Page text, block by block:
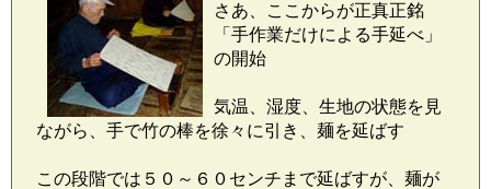
さあ、ここからが正真正銘
「手作業だけによる手延べ」
の開始
気温、湿度、生地の状態を見
ながら、手で竹の棒を徐々に引き、麺を延ばす
この段階では５０～６０センチまで延ばすが、麺が